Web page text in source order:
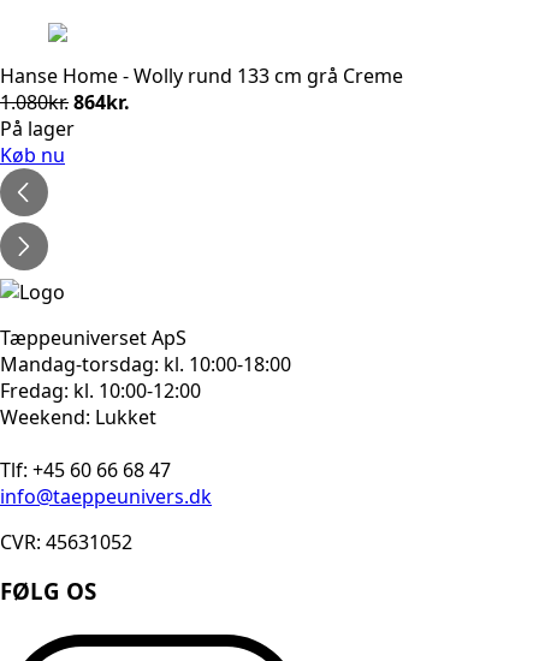
Hanse Home - Wolly rund 133 cm grå Creme
1.080kr.Den
oprindelige
864kr.
På lager
Køb nu
Tæppeuniverset ApS
Mandag-torsdag: kl. 10:00-18:00
Fredag: kl. 10:00-12:00
Weekend: Lukket
Tlf: +45 60 66 68 47
info@taeppeunivers.dk
CVR: 45631052
FØLG OS